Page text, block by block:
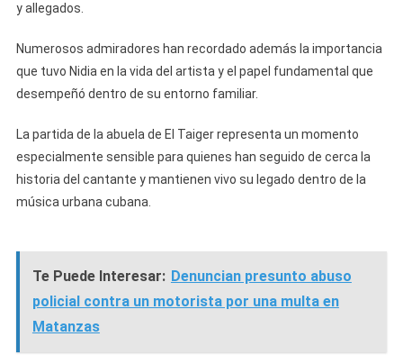
y allegados.
Numerosos admiradores han recordado además la importancia
que tuvo Nidia en la vida del artista y el papel fundamental que
desempeñó dentro de su entorno familiar.
La partida de la abuela de El Taiger representa un momento
especialmente sensible para quienes han seguido de cerca la
historia del cantante y mantienen vivo su legado dentro de la
música urbana cubana.
Te Puede Interesar: Denuncian presunto abuso
policial contra un motorista por una multa en
Matanzas